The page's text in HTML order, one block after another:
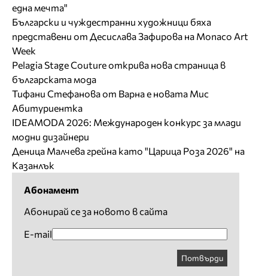
една мечта"
Български и чуждестранни художници бяха
представени от Десислава Зафирова на Monaco Art
Week
Pelagia Stage Couture открива нова страница в
българската мода
Тифани Стефанова от Варна е новата Мис
Абитуриентка
IDEAMODA 2026: Международен конкурс за млади
модни дизайнери
Деница Малчева грейна като "Царица Роза 2026" на
Казанлък
Абонамент
Абонирай се за новото в сайта
E-mail
Потвърди